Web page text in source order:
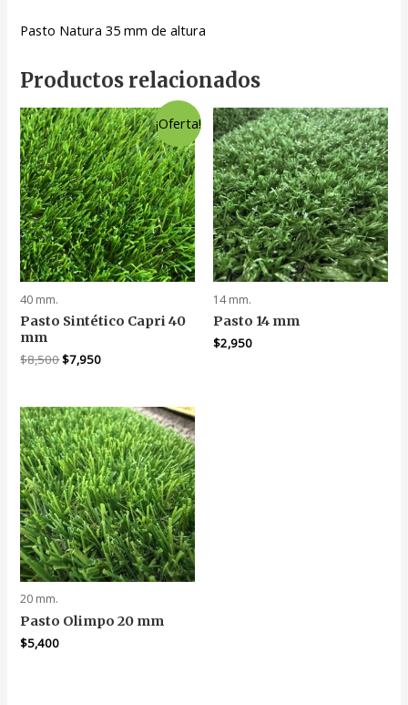
Pasto Natura 35 mm de altura
Productos relacionados
¡Oferta!
40 mm.
Pasto Sintético Capri 40
mm
$8,500El
era:
$8,500.
$7,950El
es:
$7,950.
14 mm.
Pasto 14 mm
$2,950
20 mm.
Pasto Olimpo 20 mm
$5,400